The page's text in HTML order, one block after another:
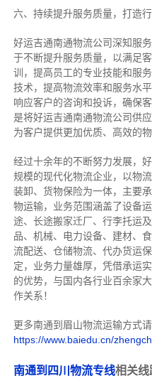
六、持续提升服务质量，打造
好运吉通南通物流公司深知服
于不断提升服务质量，以满足
训，提高员工的专业技能和服
技术，提高物流效率和服务水
响应客户的咨询和投诉，确保
是将好运吉通南通物流公司供
为客户提供更加优质、高效的物
经过十余年的不断努力发展，
规模的现代化物流企业，以物
装卸、货物保险为一体，主要
物运输，业务范围涵盖了设备
途、长途搬家迁厂、行李托运
品、机械、电力设备、建材、
流配送、仓储物流、代办货运
定，业务力量雄厚，凭借承运
的优势，与国内各行业百余家
作关系！
更多南通到眉山物流运输方式
https://www.baiedu.cn/
南通到四川物流专线相关线